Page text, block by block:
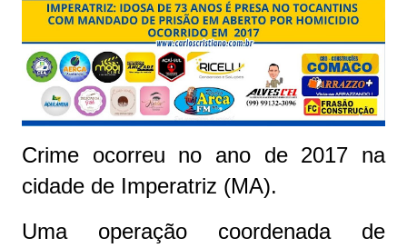
Crime ocorreu no ano de 2017 na
cidade de Imperatriz (MA).
Uma operação coordenada de